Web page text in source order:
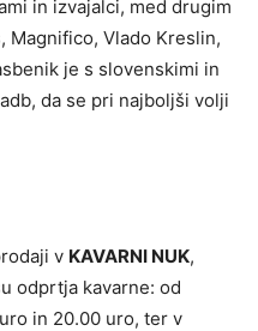
in izvajalci, med drugim
Magnifico, Vlado Kreslin,
je s slovenskimi in
da se pri najboljši volji
v KAVARNI NUK,
odprtja kavarne: od
in 20.00 uro, ter v